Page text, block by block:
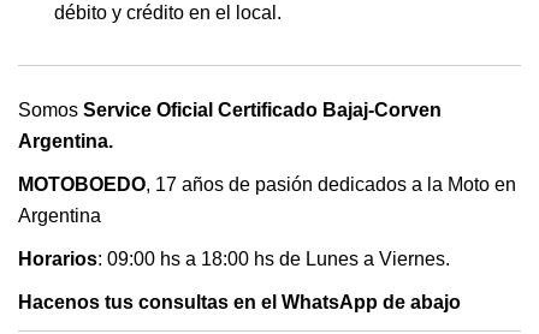
débito y crédito en el local.
Somos Service Oficial Certificado Bajaj-Corven
Argentina.
MOTOBOEDO, 17 años de pasión dedicados a la Moto en
Argentina
Horarios: 09:00 hs a 18:00 hs de Lunes a Viernes.
Hacenos tus consultas en el WhatsApp de abajo